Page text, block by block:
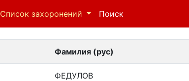
Список захоронений Поиск
Фамилия (рус)
ФЕДУЛОВ